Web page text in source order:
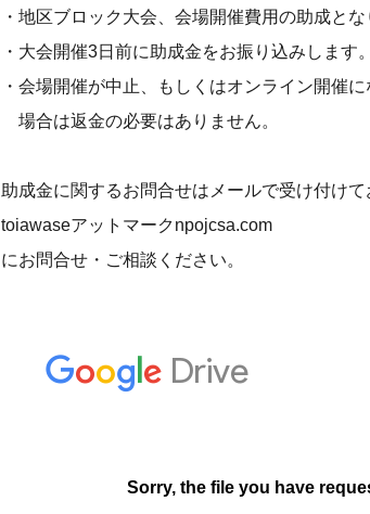
・地区ブロック大会、会場開催費用の助成とな
・大会開催3日前に助成金をお振り込みします。
・会場開催が中止、もしくはオンライン開催
場合は返金の必要はありません。
助成金に関するお問合せはメールで受け付けて
toiawaseアットマークnpojcsa.com
にお問合せ・ご相談ください。